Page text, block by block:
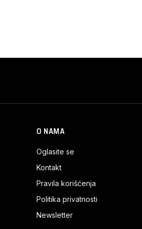
O NAMA
Oglasite se
Kontakt
Pravila korišćenja
Politika privatnosti
Newsletter